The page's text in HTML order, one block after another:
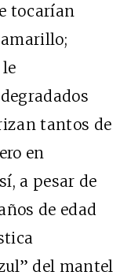
tocarían
tantos de
en
a pesar de
de edad
del mantel